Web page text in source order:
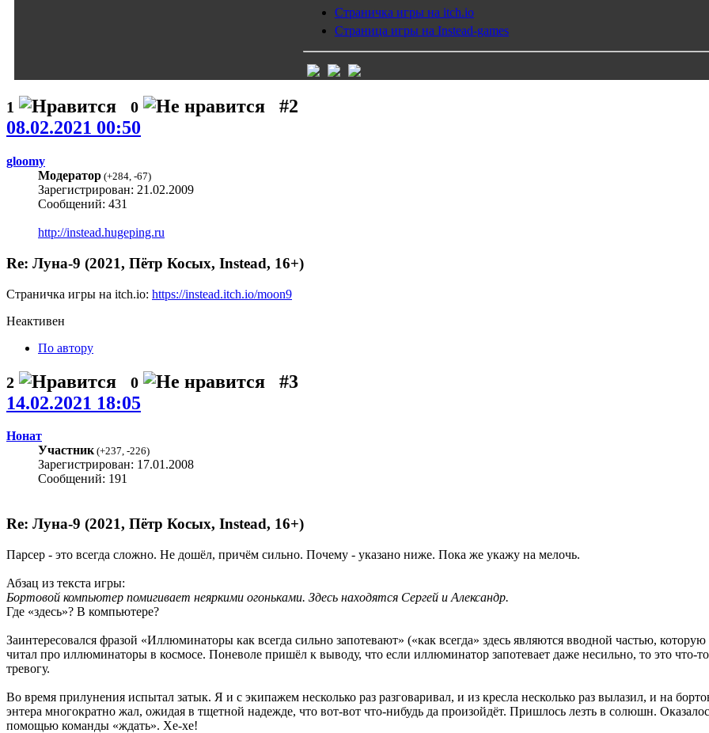
Страничка игры на itch.io
Страница игры на Instead-games
1 0
#2
08.02.2021 00:50
gloomy
Модератор (+284, -67)
Зарегистрирован: 21.02.2009
Сообщений: 431
http://instead.hugeping.ru
Re: Луна-9 (2021, Пётр Косых, Instead, 16+)
Страничка игры на itch.io: https://instead.itch.io/moon9
Неактивен
По автору
2 0
#3
14.02.2021 18:05
Нонат
Участник(+237, -226)
Зарегистрирован: 17.01.2008
Сообщений: 191
Re: Луна-9 (2021, Пётр Косых, Instead, 16+)
Парсер - это всегда сложно. Не дошёл, причём сильно. Почему - указано ниже. Пока же укажу на мелочь.
Абзац из текста игры:
Бортовой компьютер помигивает неяркими огоньками. Здесь находятся Сергей и Александр.
Где «здесь»? В компьютере?
Заинтересовался фразой «Иллюминаторы как всегда сильно запотевают» («как всегда» здесь являются вводной частью,
читал про иллюминаторы в космосе. Поневоле пришёл к выводу, что если иллюминатор запотевает даже несильно, то это что-
тревогу.
Во время прилунения испытал затык. Я и с экипажем несколько раз разговаривал, и из кресла несколько раз вылазил, и на
энтера многократно жал, ожидая в тщетной надежде, что вот-вот что-нибудь да произойдёт. Пришлось лезть в солюшн.
помощью команды «ждать». Хе-хе!